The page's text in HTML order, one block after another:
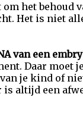
het
Het is niet
van een
Daar moet
je kind of
altijd een